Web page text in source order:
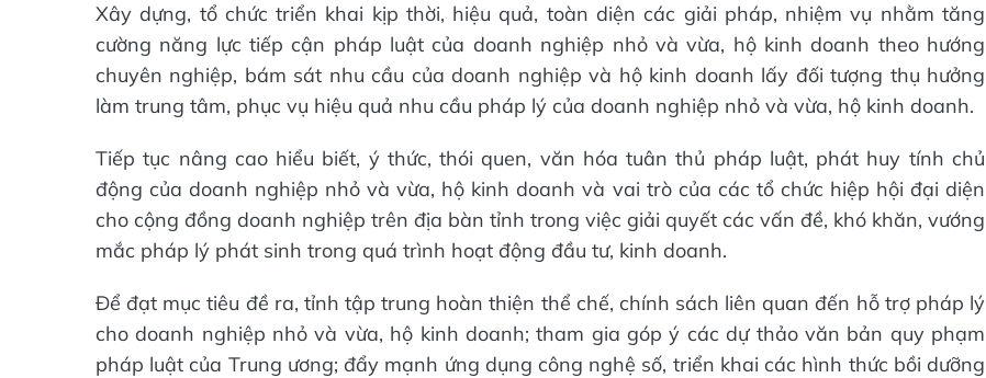
Xây dựng, tổ chức triển khai kịp thời, hiệu quả, toàn diện các giải pháp, nhiệm vụ nhằm tăng
cường năng lực tiếp cận pháp luật của doanh nghiệp nhỏ và vừa, hộ kinh doanh theo hướng
chuyên nghiệp, bám sát nhu cầu của doanh nghiệp và hộ kinh doanh lấy đối tượng thụ hưởng
làm trung tâm, phục vụ hiệu quả nhu cầu pháp lý của doanh nghiệp nhỏ và vừa, hộ kinh doanh.
Tiếp tục nâng cao hiểu biết, ý thức, thói quen, văn hóa tuân thủ pháp luật, phát huy tính chủ
động của doanh nghiệp nhỏ và vừa, hộ kinh doanh và vai trò của các tổ chức hiệp hội đại diện
cho cộng đồng doanh nghiệp trên địa bàn tỉnh trong việc giải quyết các vấn đề, khó khăn, vướng
mắc pháp lý phát sinh trong quá trình hoạt động đầu tư, kinh doanh.
Để đạt mục tiêu đề ra, tỉnh tập trung hoàn thiện thể chế, chính sách liên quan đến hỗ trợ pháp lý
cho doanh nghiệp nhỏ và vừa, hộ kinh doanh; tham gia góp ý các dự thảo văn bản quy phạm
pháp luật của Trung ương; đẩy mạnh ứng dụng công nghệ số, triển khai các hình thức bồi dưỡng